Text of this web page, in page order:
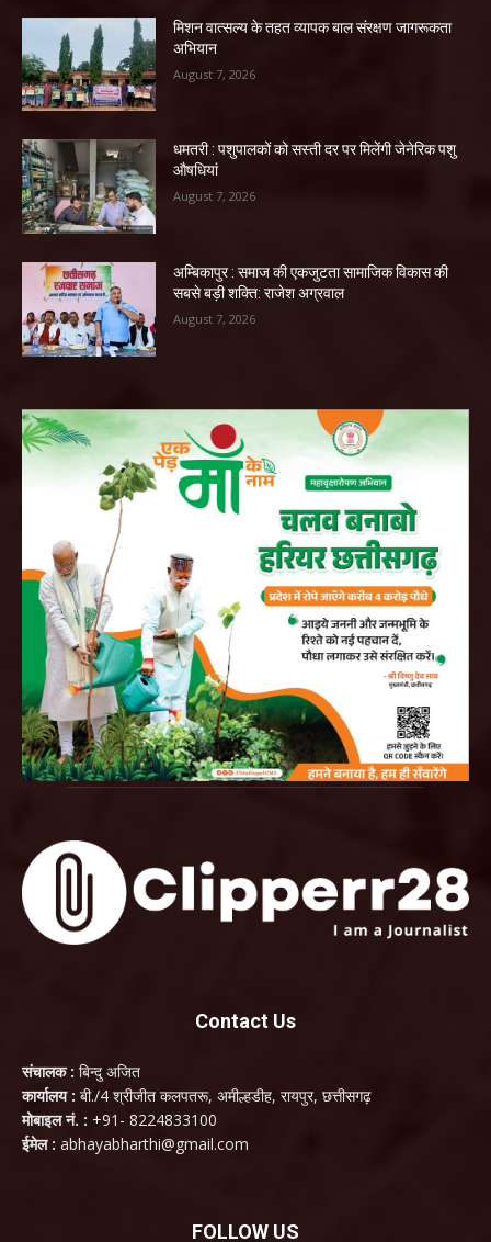
मिशन वात्सल्य के तहत व्यापक बाल संरक्षण जागरूकता
अभियान
August 7, 2026
धमतरी : पशुपालकों को सस्ती दर पर मिलेंगी जेनेरिक पशु
औषधियां
August 7, 2026
अम्बिकापुर : समाज की एकजुटता सामाजिक विकास की
सबसे बड़ी शक्ति: राजेश अग्रवाल
August 7, 2026
Contact Us
संचालक : बिन्दु अजित
कार्यालय : बी./4 श्रीजीत कलपतरू, अमील्हडीह, रायपुर, छत्तीसगढ़
मोबाइल नं. : +91- 8224833100
ईमेल : abhayabharthi@gmail.com
FOLLOW US